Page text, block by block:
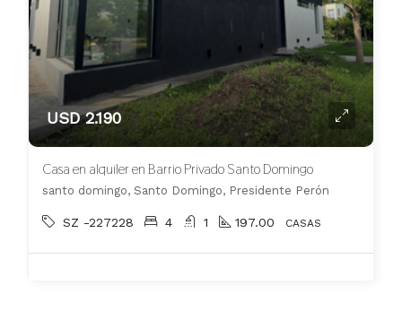
USD 2.190
Casa en alquiler en Barrio Privado Santo Domingo
santo domingo, Santo Domingo, Presidente Perón
SZ -227228 4 1 197.00 CASAS